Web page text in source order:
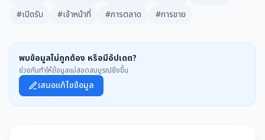
#เปิดรับ
#เจ้าหน้าที่ #การตลาด #การขาย
พบข้อมูลไม่ถูกต้อง หรือมีอัปเดต?
ช่วยกันทำให้ข้อมูลแม่สอดสมบูรณ์ยิ่งขึ้น
เสนอแก้ไขข้อมูล